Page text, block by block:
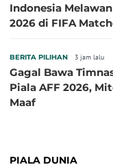
Indonesia
2026 di FIFA
BERITA PILIHAN 3 jam lalu
Gagal Bawa
Piala AFF 2026,
Maaf
PIALA DUNIA